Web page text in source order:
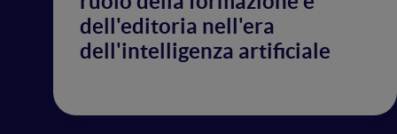
dell'editoria nell'era
dell'intelligenza artificiale